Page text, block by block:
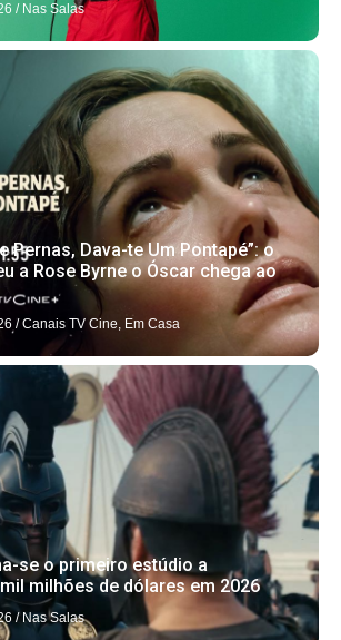
/ Nas Salas
Pernas, Dava-te Um Pontapé”: o
a Rose Byrne o Óscar chega ao
/ Canais TV Cine, Em Casa
se o primeiro estúdio a
milhões de dólares em 2026
/ Nas Salas